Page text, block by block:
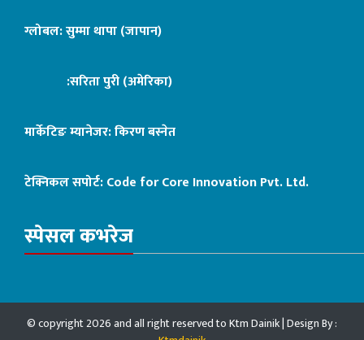
ग्लोबल: सुम्मा थापा (जापान)
:सरिता पुरी (अमेरिका)
मार्केटिङ म्यानेजर: किरण बस्नेत
टेक्निकल सपोर्ट:Code for Core Innovation Pvt. Ltd.
स्पेसल कभरेज
© copyright 2026 and all right reserved to Ktm Dainik | Design By :